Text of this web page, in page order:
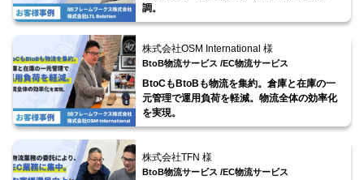
調。
株式会社OSM International 様
BtoB物流サービス /EC物流サービス
BtoCもBtoBも物流を集約。倉庫と在庫の一
元管理で運用負荷を軽減。物流全体の効率化
を実現。
株式会社TFN 様
BtoB物流サービス /EC物流サービス